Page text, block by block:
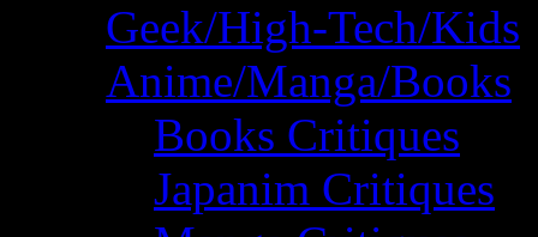
Geek/High-Tech/Kids
Anime/Manga/Books
Books Critiques
Japanim Critiques